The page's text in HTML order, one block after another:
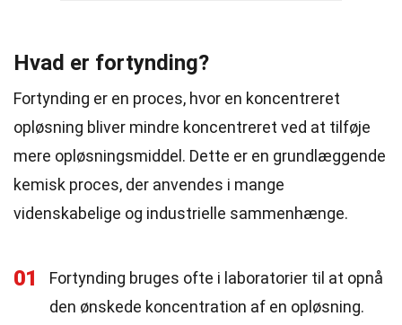
Hvad er fortynding?
Fortynding er en proces, hvor en koncentreret
opløsning bliver mindre koncentreret ved at tilføje
mere opløsningsmiddel. Dette er en grundlæggende
kemisk proces, der anvendes i mange
videnskabelige og industrielle sammenhænge.
01
Fortynding bruges ofte i laboratorier til at opnå
den ønskede koncentration af en opløsning.